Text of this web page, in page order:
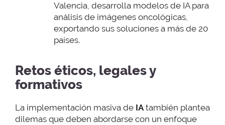
Valencia, desarrolla modelos de IA para
análisis de imágenes oncológicas,
exportando sus soluciones a más de 20
países.
Retos éticos, legales y
formativos
La implementación masiva de IAtambién plantea
dilemas que deben abordarse con un enfoque